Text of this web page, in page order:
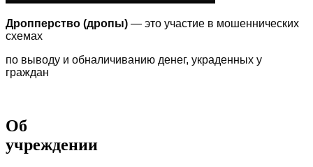
Дропперство (дропы) — это участие в мошеннических
схемах
по выводу и обналичиванию денег, украденных у
граждан
Об
учреждении